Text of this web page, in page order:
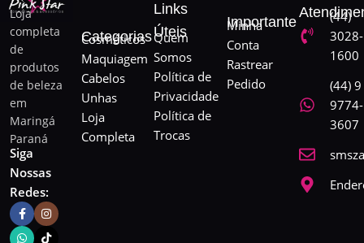
Loja
completa
de
produtos
de beleza
em
Maringá
Paraná
Siga
Nossas
Redes:
Categorias
Cosméticos
Maquiagem
Cabelos
Unhas
Loja
Completa
Links
Úteis
Quem
Somos
Política de
Privacidade
Política de
Trocas
Importante
Minha
Conta
Rastrear
Pedido
(44)
3028-
1600
(44) 9
9774-
3607